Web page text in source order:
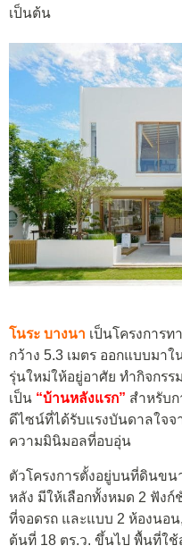
เป็นต้น
โนระ บางนา เป็นโครงการ
กว้าง 5.3 เมตร ออกแบบมา
รุ่นใหม่ให้อยู่อาศัย ทำกิจกรร
เป็น “บ้านหลังแรก” สำหรับ
ดีไซน์ที่ได้รับแรงบันดาลใจจ
ความมินิมอลที่อบอุ่น
ตัวโครงการตั้งอยู่บนที่ดินขน
หลัง มีให้เลือกทั้งหมด 2 ฟัง
ที่จอดรถ และแบบ 2 ห้องนอ
ต้นที่ 18 ตร.ว. ขึ้นไป พื้นที่ใช้